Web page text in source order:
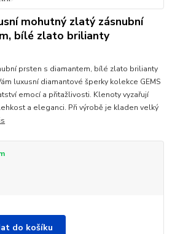
mohutný zlatý zásnubní
bílé zlato brilianty
prsten s diamantem, bílé zlato brilianty
luxusní diamantové šperky kolekce GEMS
emocí a přitažlivosti. Klenoty vyzařují
a eleganci. Při výrobě je kladen velký
do košíku